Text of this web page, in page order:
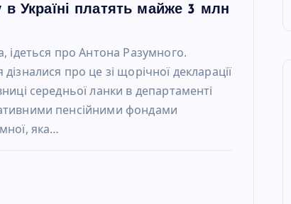
в Україні платять майже 3 млн
ідеться про Антона Разумного.
про це зі щорічної декларації
середньої ланки в департаменті
пенсійними фондами
яка…